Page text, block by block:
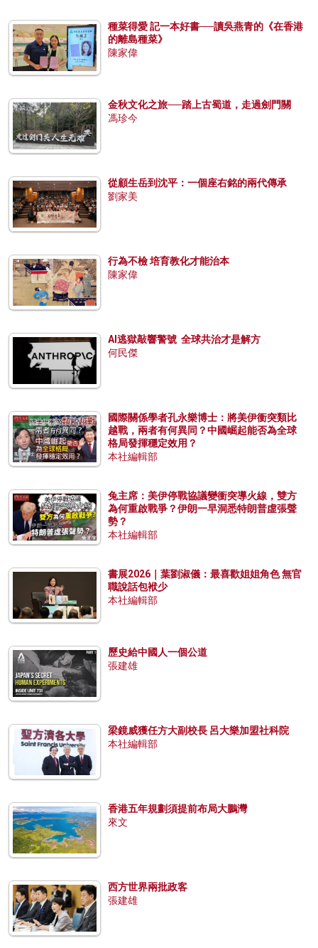
種菜得愛 記一本好書──讀吳燕青的《在香港
的離島種菜》
陳家偉
金秋文化之旅──踏上古蜀道，走過劍門關
馮珍今
從顧生岳到沈平：一個座右銘的兩代傳承
劉家美
行為不檢 培育教化才能治本
陳家偉
AI逃獄敲響警號 全球共治才是解方
何民傑
國際關係學者孔永樂博士：將美伊衝突類比
越戰，兩者有何異同？中國崛起能否為全球
格局發揮穩定效用？
本社編輯部
兔主席：美伊停戰協議變衝突導火線，雙方
為何重啟戰爭？伊朗一早洞悉特朗普虛張聲
勢？
本社編輯部
書展2026｜葉劉淑儀：最喜歡姐姐角色 無官
職說話包袱少
本社編輯部
歷史給中國人一個公道
張建雄
梁鏡威獲任方大副校長 呂大樂加盟社科院
本社編輯部
香港五年規劃須提前布局大鵬灣
來文
西方世界兩批政客
張建雄